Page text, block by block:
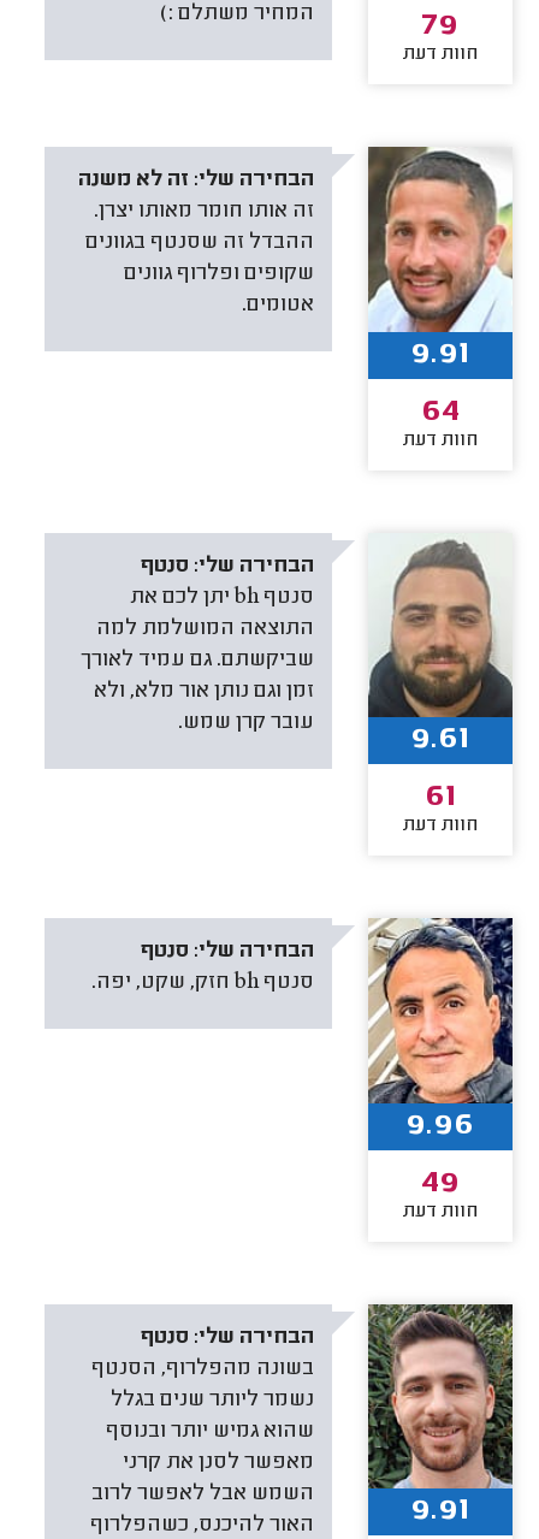
המחיר משתלם :)
79
חוות דעת
הבחירה שלי: זה לא משנה
זה אותו חומר מאותו יצרן.
ההבדל זה שסנטף בגוונים
שקופים ופלרוף גוונים
אטומים.
9.91
64
חוות דעת
הבחירה שלי: סנטף
סנטף bh יתן לכם את
התוצאה המושלמת למה
שביקשתם. גם עמיד לאורך
זמן וגם נותן אור מלא, ולא
עובר קרן שמש.
9.61
61
חוות דעת
הבחירה שלי: סנטף
סנטף bh חזק, שקט, יפה.
9.96
49
חוות דעת
הבחירה שלי: סנטף
בשונה מהפלרוף, הסנטף
נשמר ליותר שנים בגלל
שהוא גמיש יותר ובנוסף
מאפשר לסנן את קרני
השמש אבל לאפשר לרוב
האור להיכנס, כשהפלרוף
9.91